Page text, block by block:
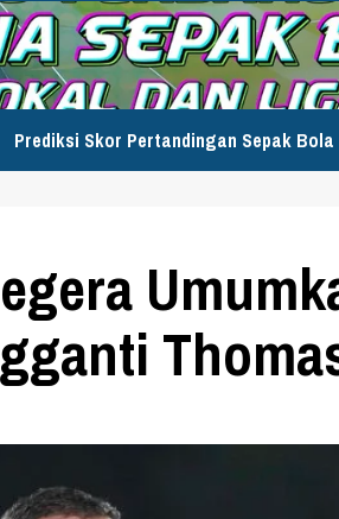
Prediksi Skor Pertandingan Sepak Bola